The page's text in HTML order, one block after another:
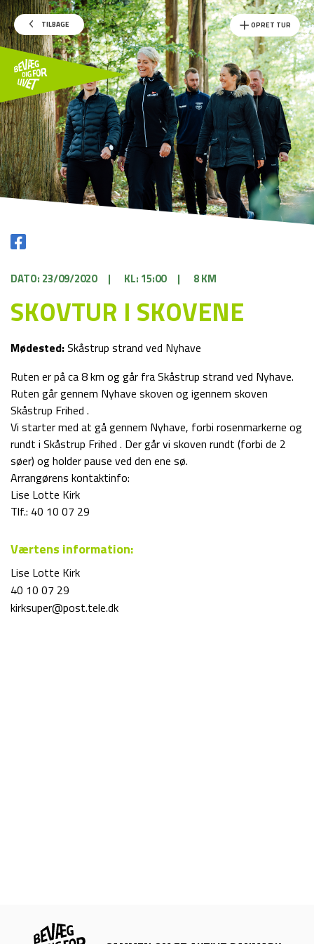
TILBAGE OPRET TUR
DATO: 23/09/2020 | KL: 15:00 | 8 KM
SKOVTUR I SKOVENE
Mødested:Skåstrup strand ved Nyhave
Ruten er på ca 8 km og går fra Skåstrup strand ved Nyhave.
Ruten går gennem Nyhave skoven og igennem skoven
Skåstrup Frihed .
Vi starter med at gå gennem Nyhave, forbi rosenmarkerne og
rundt i Skåstrup Frihed . Der går vi skoven rundt (forbi de 2
søer) og holder pause ved den ene sø.
Arrangørens kontaktinfo:
Lise Lotte Kirk
Tlf.: 40 10 07 29
Værtens information:
Lise Lotte Kirk
40 10 07 29
kirksuper@post.tele.dk